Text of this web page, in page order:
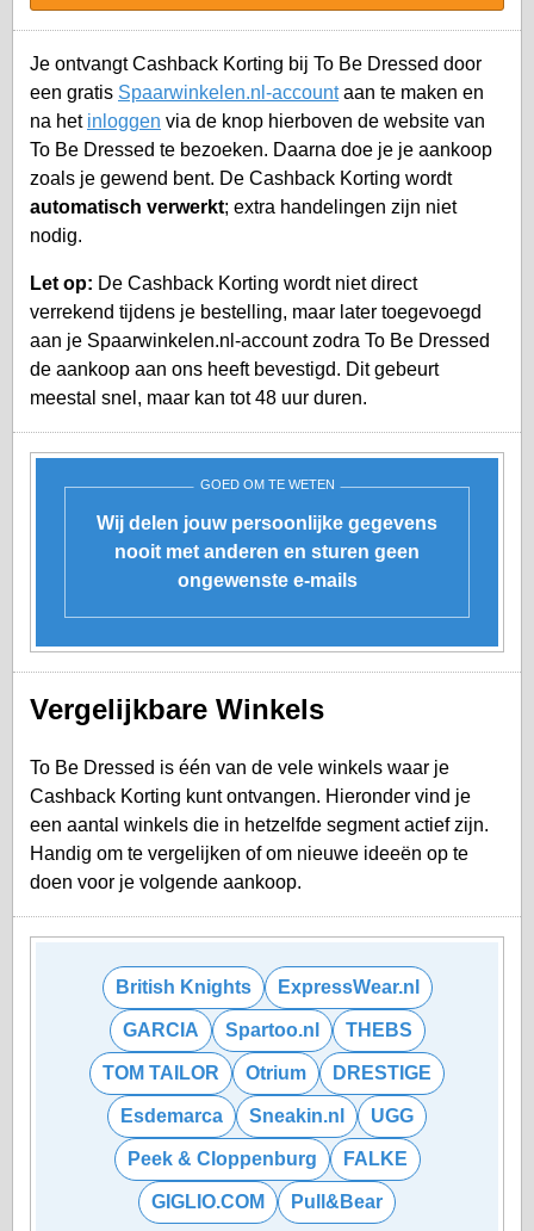
Je ontvangt Cashback Korting bij To Be Dressed door
een gratis Spaarwinkelen.nl-accountaan te maken en
na het inloggen via de knop hierboven de website van
To Be Dressed te bezoeken. Daarna doe je je aankoop
zoals je gewend bent. De Cashback Korting wordt
automatisch verwerkt; extra handelingen zijn niet
nodig.
Let op: De Cashback Korting wordt niet direct
verrekend tijdens je bestelling, maar later toegevoegd
aan je Spaarwinkelen.nl-accountzodra To Be Dressed
de aankoop aan ons heeft bevestigd. Dit gebeurt
meestal snel, maar kan tot 48 uur duren.
GOED OM TE WETEN
Wij delen jouw persoonlijke gegevens
nooit met anderen en sturen geen
ongewenste e-mails
Vergelijkbare Winkels
To Be Dressed is één van de vele winkels waar je
Cashback Korting kunt ontvangen. Hieronder vind je
een aantal winkels die in hetzelfde segment actief zijn.
Handig om te vergelijken of om nieuwe ideeën op te
doen voor je volgende aankoop.
British Knights ExpressWear.nl
GARCIA Spartoo.nl THEBS
TOM TAILOR Otrium DRESTIGE
Esdemarca Sneakin.nl UGG
Peek & Cloppenburg FALKE
GIGLIO.COM Pull&Bear